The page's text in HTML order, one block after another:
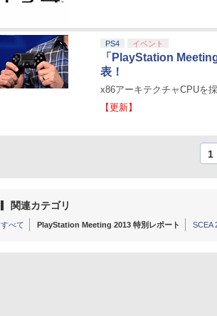
PS4 イベント
「PlayStation
表！
x86アーキテクチャCPUを
【更新】
1
関連カテゴリ
すべて PlayStation Meeting 2013 特別レポート SCEA